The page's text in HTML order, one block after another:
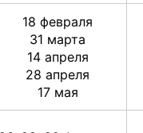
18 февраля
31 марта
14 апреля
28 апреля
17 мая